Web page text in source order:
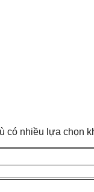
có nhiều lựa chọn